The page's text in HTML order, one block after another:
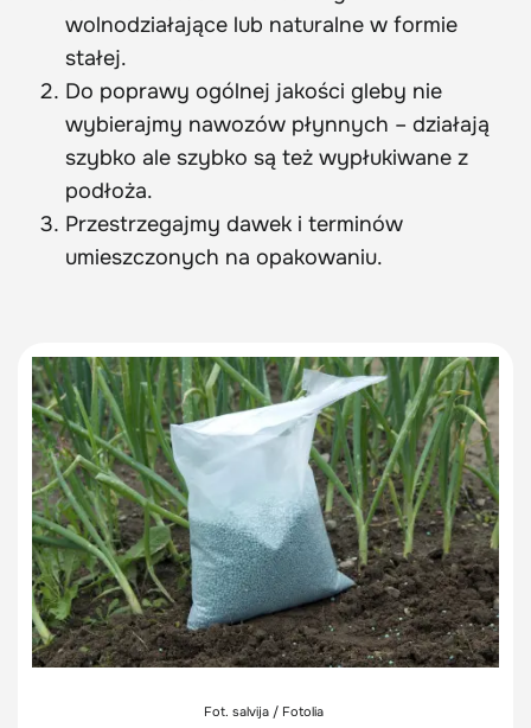
wolnodziałające lub naturalne w formie
stałej.
Do poprawy ogólnej jakości gleby nie
wybierajmy nawozów płynnych – działają
szybko ale szybko są też wypłukiwane z
podłoża.
Przestrzegajmy dawek i terminów
umieszczonych na opakowaniu.
Fot. salvija / Fotolia